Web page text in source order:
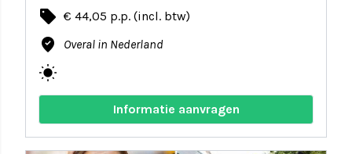
local_offer € 44,05 p.p. (incl. btw)
where_to_vote Overal in Nederland
wb_sunny
Informatie aanvragen